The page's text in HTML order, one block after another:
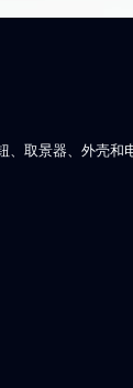
景器、外壳和